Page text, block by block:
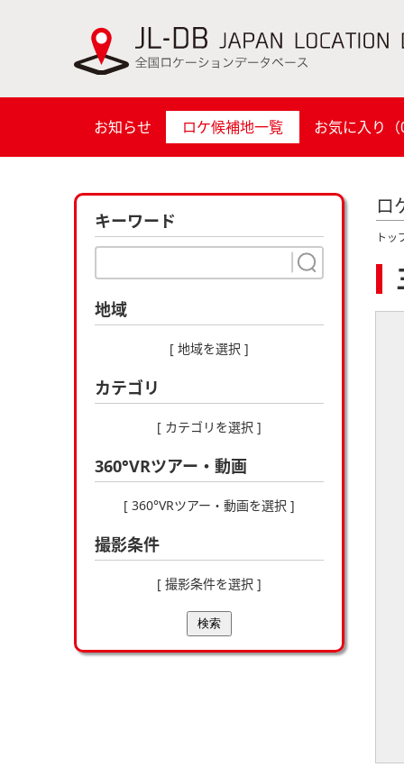
お知らせ ロケ候補地一覧 お気に入り（
キーワード
地域
[ 地域を選択 ]
カテゴリ
[ カテゴリを選択 ]
360°VRツアー・動画
[ 360°VRツアー・動画を選択 ]
撮影条件
[ 撮影条件を選択 ]
検索
ロ
トッ